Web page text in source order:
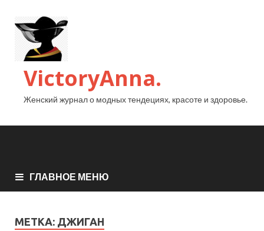
VictoryAnna.
Женский журнал о модных тендециях, красоте и здоровье.
ГЛАВНОЕ МЕНЮ
МЕТКА: ДЖИГАН